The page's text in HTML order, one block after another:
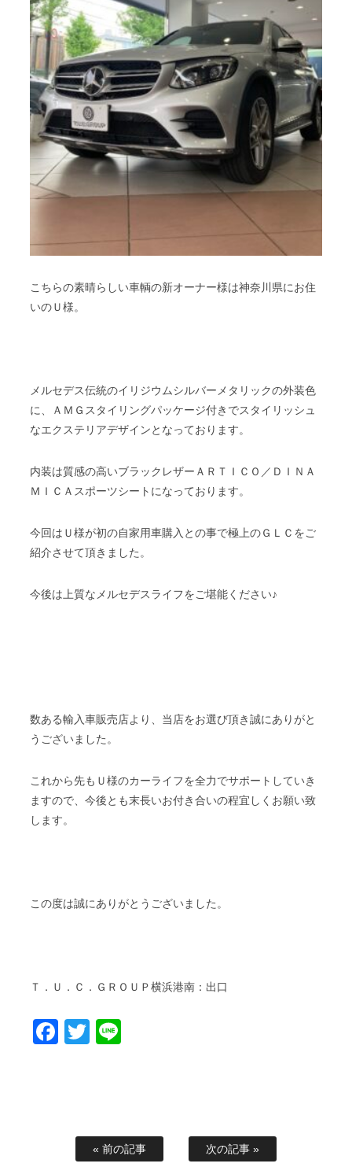
こちらの素晴らしい車輌の新オーナー様は神奈川県にお住
いのＵ様。
メルセデス伝統のイリジウムシルバーメタリックの外装色
に、ＡＭＧスタイリングパッケージ付きでスタイリッシュ
なエクステリアデザインとなっております。
内装は質感の高いブラックレザーＡＲＴＩＣＯ／ＤＩＮＡ
ＭＩＣＡスポーツシートになっております。
今回はＵ様が初の自家用車購入との事で極上のＧＬＣをご
紹介させて頂きました。
今後は上質なメルセデスライフをご堪能ください♪
数ある輸入車販売店より、当店をお選び頂き誠にありがと
うございました。
これから先もＵ様のカーライフを全力でサポートしていき
ますので、今後とも末長いお付き合いの程宜しくお願い致
します。
この度は誠にありがとうございました。
Ｔ．Ｕ．Ｃ．ＧＲＯＵＰ横浜港南：出口
Facebook
Twitter
« 前の記事 次の記事 »